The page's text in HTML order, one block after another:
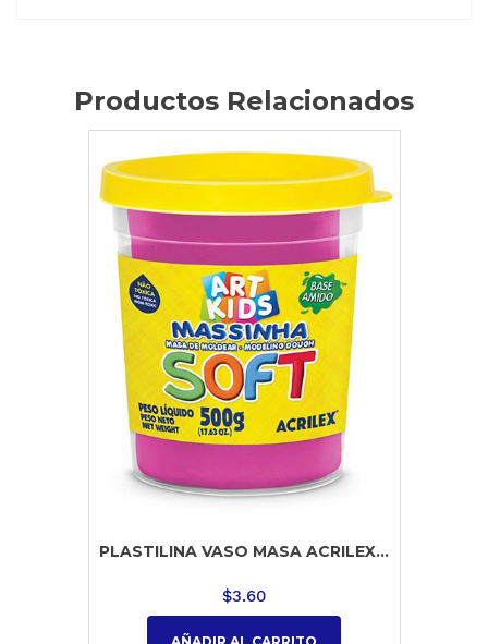
Productos Relacionados
PLASTILINA VASO MASA ACRILEX...
$3.60